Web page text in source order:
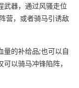
武器，通过风骚走位
营，或者骑马引诱敌
量的补给品;也可以自
以骑马冲锋陷阵，